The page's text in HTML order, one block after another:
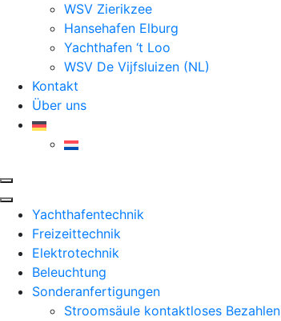
WSV Zierikzee
Hansehafen Elburg
Yachthafen ‘t Loo
WSV De Vijfsluizen (NL)
Kontakt
Über uns
Yachthafentechnik
Freizeittechnik
Elektrotechnik
Beleuchtung
Sonderanfertigungen
Stroomsäule kontaktloses Bezahlen